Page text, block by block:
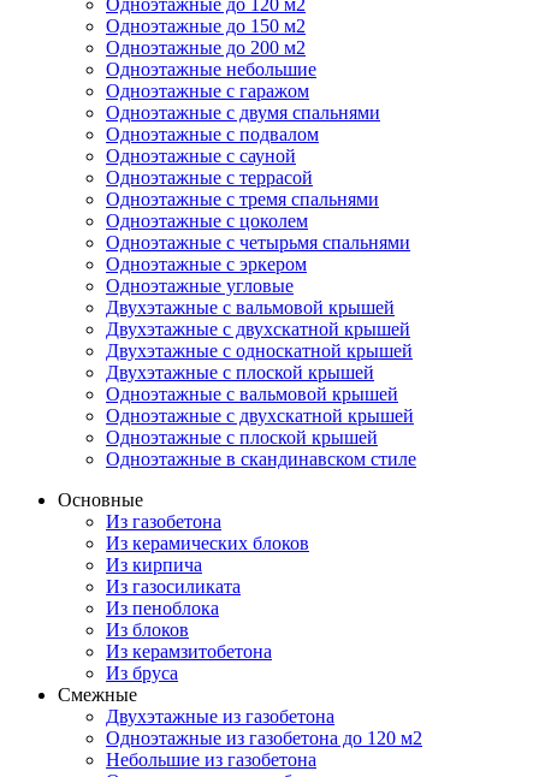
Одноэтажные до 120 м2
Одноэтажные до 150 м2
Одноэтажные до 200 м2
Одноэтажные небольшие
Одноэтажные с гаражом
Одноэтажные с двумя спальнями
Одноэтажные с подвалом
Одноэтажные с сауной
Одноэтажные с террасой
Одноэтажные с тремя спальнями
Одноэтажные с цоколем
Одноэтажные с четырьмя спальнями
Одноэтажные с эркером
Одноэтажные угловые
Двухэтажные с вальмовой крышей
Двухэтажные с двухскатной крышей
Двухэтажные с односкатной крышей
Двухэтажные с плоской крышей
Одноэтажные с вальмовой крышей
Одноэтажные с двухскатной крышей
Одноэтажные с плоской крышей
Одноэтажные в скандинавском стиле
Основные
Из газобетона
Из керамических блоков
Из кирпича
Из газосиликата
Из пеноблока
Из блоков
Из керамзитобетона
Из бруса
Смежные
Двухэтажные из газобетона
Одноэтажные из газобетона до 120 м2
Небольшие из газобетона